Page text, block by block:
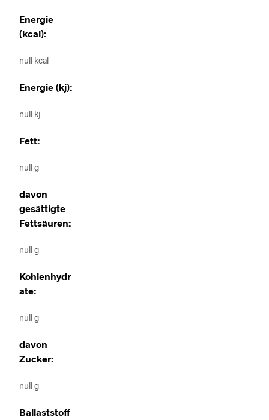
Energie
(kcal):
null kcal
Energie (kj):
null kj
Fett:
null g
davon
gesättigte
Fettsäuren:
null g
Kohlenhydr
ate:
null g
davon
Zucker:
null g
Ballaststoff